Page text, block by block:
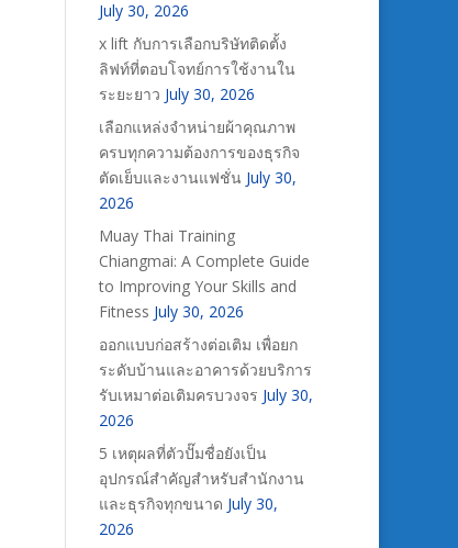
July 30, 2026
x lift กับการเลือกบริษัทติดตั้ง
ลิฟท์ที่ตอบโจทย์การใช้งานใน
ระยะยาว July 30, 2026
เลือกแหล่งจำหน่ายผ้าคุณภาพ
ครบทุกความต้องการของธุรกิจ
ตัดเย็บและงานแฟชั่น July 30,
2026
Muay Thai Training
Chiangmai: A Complete Guide
to Improving Your Skills and
Fitness July 30, 2026
ออกแบบก่อสร้างต่อเติม เพื่อยก
ระดับบ้านและอาคารด้วยบริการ
รับเหมาต่อเติมครบวงจร July 30,
2026
5 เหตุผลที่ตัวปั๊มชื่อยังเป็น
อุปกรณ์สำคัญสำหรับสำนักงาน
และธุรกิจทุกขนาด July 30,
2026